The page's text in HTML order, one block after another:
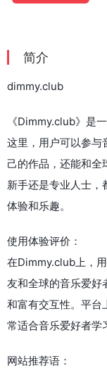
简介
dimmy.club
《Dimmy.club》是
这里，用户可以参与
己的作品，还能和全
新手还是专业人士
体验和乐趣。
使用体验评价：
在Dimmy.club上，
友和全球的音乐爱好
和富有交互性。平台
常适合音乐爱好者学
网站推荐语：